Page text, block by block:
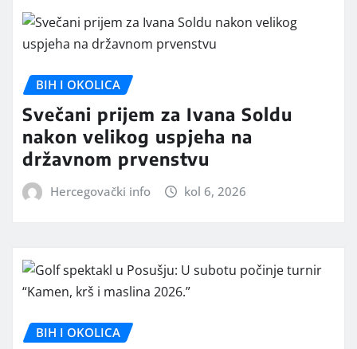
BIH I OKOLICA
Svečani prijem za Ivana Soldu
nakon velikog uspjeha na
državnom prvenstvu
Hercegovački info kol 6, 2026
BIH I OKOLICA